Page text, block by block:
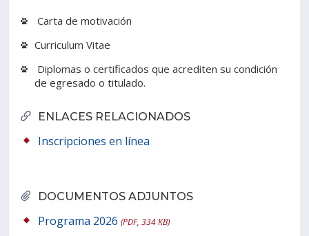
ENLACES RELACIONADOS
Inscripciones en línea
DOCUMENTOS ADJUNTOS
Programa 2026(PDF, 334 KB)
Carta de motivación
Curriculum Vitae
Diplomas o certificados que acrediten su condición
de egresado o titulado.